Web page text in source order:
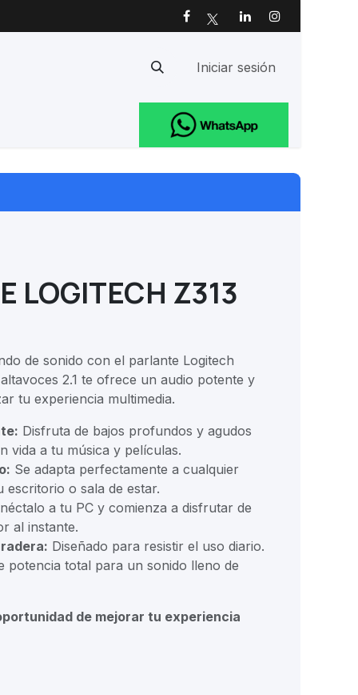
Iniciar sesión
LOGITECH Z313
de sonido con el parlante Logitech
altavoces 2.1 te ofrece un audio potente y
tu experiencia multimedia.
Disfruta de bajos profundos y agudos
vida a tu música y películas.
Se adapta perfectamente a cualquier
escritorio o sala de estar.
a tu PC y comienza a disfrutar de
al instante.
Diseñado para resistir el uso diario.
potencia total para un sonido lleno de
de mejorar tu experiencia